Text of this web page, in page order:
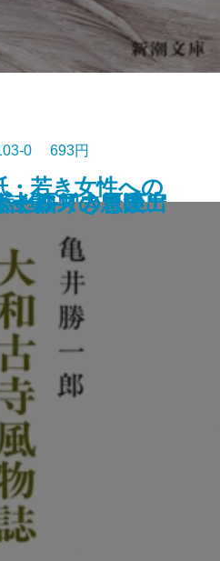
く語りき〔下〕
ームズの帰還
ミア卿夫人の扇
0 693円
ームズの冒険
ームズの思い出
上〕
・若き女性への
く語りき〔上〕
詩集―